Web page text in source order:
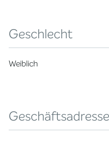
Geschlecht
Weiblich